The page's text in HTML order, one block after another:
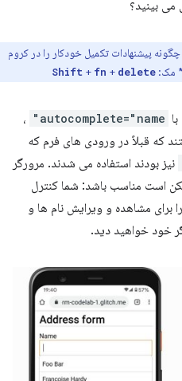
پیشنهادات تکمیل خودکار را در کروم
Shift+fn+delete
،
قبلاً در ورودی های فرم که
بودند استفاده می شدند. مرورگر
مناسب باشد: شما کنترل
مشاهده و ویرایش نام ها و
خواهید دید.